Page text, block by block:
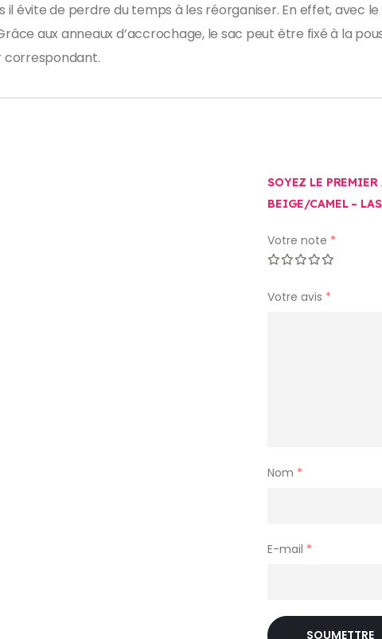
il évite de perdre du temps à les réorganiser. En effet, avec
aux anneaux d’accrochage, le sac peut être fixé à la
correspondant.
SOYEZ LE
BEIGE/CAMEL –
Votre note *
Votre avis *
Nom *
E-mail *